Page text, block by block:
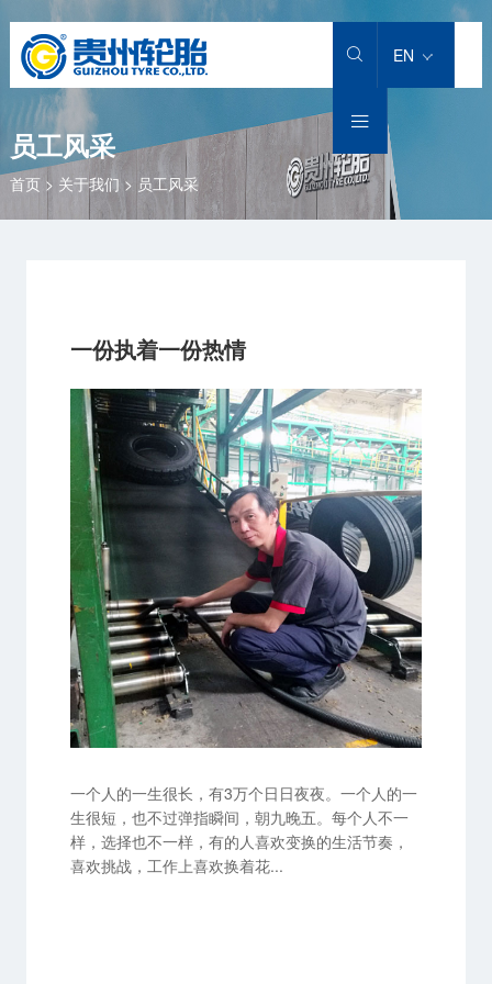
 EN

产品中心
卡客车轮胎
工程机械轮胎
工业车辆轮胎
卡客车轮胎
轻型载重货车轮胎
载重货车轮胎
客运汽车轮胎
工程机械轮胎
铲运机重型自卸车
堆高机
龙门吊
工业车辆轮胎
实心轮胎
充气斜交工业轮胎
充气全钢工业轮胎
农业机械轮胎
大型农业子午胎
小型农业子午胎
小型农业斜交轮胎
解决方案
卡客车轮胎
工程机械轮胎
工业车辆轮胎
匠心智造
科研实力
技术创新
科研团队
服务支持
售后服务
轮胎小常识
下载专区
投资者关系
公司公告
股价信息
新闻中心
新闻动态
专题专栏
招标/比选公告
关于我们
公司介绍
集团品牌
公司荣誉
灯塔基金
加入贵轮
社会招聘
人才理念
我在贵轮
员工风采
首页 > 关于我们 > 员工风采
一份执着一份热情
一个人的一生很长，有3万个日日夜夜。一个人的一
生很短，也不过弹指瞬间，朝九晚五。每个人不一
样，选择也不一样，有的人喜欢变换的生活节奏，
喜欢挑战，工作上喜欢换着花...